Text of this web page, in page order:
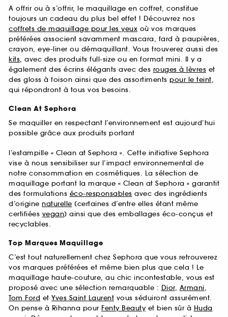
A offrir ou à s’offrir, le maquillage en coffret, constitue
toujours un cadeau du plus bel effet ! Découvrez nos
coffrets de maquillage pour les yeux où vos marques
préférées associent savamment mascara, fard à paupières,
crayon, eye-liner ou démaquillant. Vous trouverez aussi des
kits, avec des produits full-size ou en format mini. Il y a
également des écrins élégants avec des rouges à lèvres et
des gloss à foison ainsi que des assortiments pour le teint,
qui répondront à tous vos besoins.
Clean At Sephora
Se maquiller en respectant l’environnement est aujourd’hui
possible grâce aux produits portant
l’estampille « Clean at Sephora ». Cette initiative Sephora
vise à nous sensibiliser sur l’impact environnemental de
notre consommation en cosmétiques. La sélection de
maquillage portant la marque « Clean at Sephora » garantit
des formulations éco-responsables avec des ingrédients
d’origine naturelle (certaines d’entre elles étant même
certifiées vegan) ainsi que des emballages éco-conçus et
recyclables.
Top Marques Maquillage
C’est tout naturellement chez Sephora que vous retrouverez
vos marques préférées et même bien plus que cela ! Le
maquillage haute-couture, au chic incontestable, vous est
proposé avec une sélection remarquable : Dior, Armani,
Tom Ford et Yves Saint Laurent vous séduiront assurément.
On pense à Rihanna pour Fenty Beautyet bien sûr à Huda